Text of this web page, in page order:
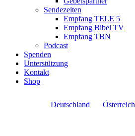
Sendezeiten
Empfang TELE 5
Empfang Bibel TV
Empfang TBN
Podcast
Spenden
Unterstützung
Kontakt
Shop
Deutschland Österreich